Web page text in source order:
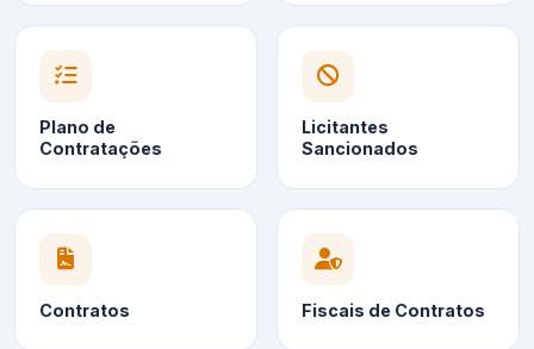
Plano de
Contratações
Licitantes
Sancionados
Contratos Fiscais de Contratos